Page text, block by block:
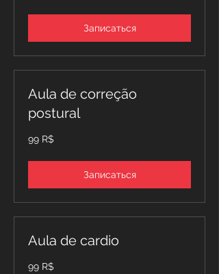
Записаться
Aula de correção
postural
бразильских
99 R$
Записаться
Aula de cardio
бразильских
99 R$